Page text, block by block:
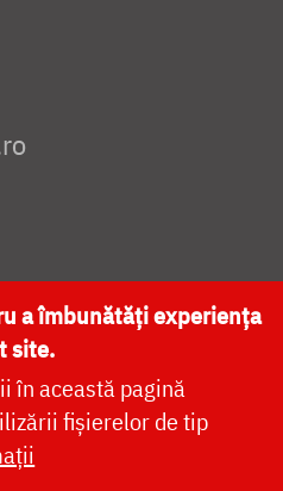
NAȚIONALĂ
a îmbunătăți experiența
site.
în această pagină
fișierelor de tip